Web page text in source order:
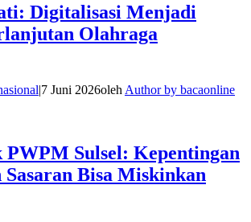
Digitalisasi Menjadi
Olahraga
|7 Juni 2026oleh Author by bacaonline
Sulsel: Kepentingan
Sasaran Bisa Miskinkan